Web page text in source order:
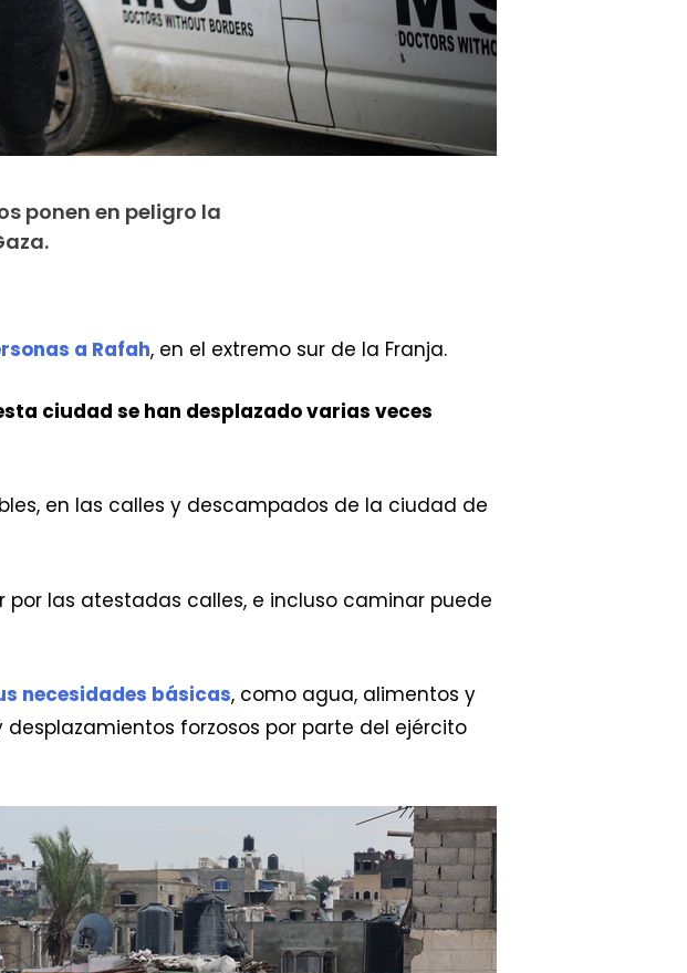
ponen en peligro la
a Rafah, en el extremo sur de la Franja.
ciudad se han desplazado varias veces
en las calles y descampados de la ciudad de
las atestadas calles, e incluso caminar puede
necesidades básicas, como agua, alimentos y
forzosos por parte del ejército